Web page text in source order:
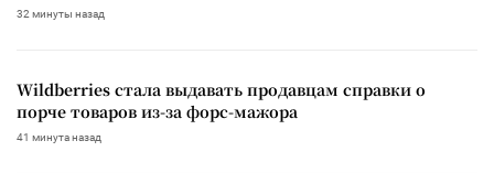
32 минуты назад
Wildberries стала выдавать продавцам справки о
порче товаров из-за форс-мажора
41 минута назад